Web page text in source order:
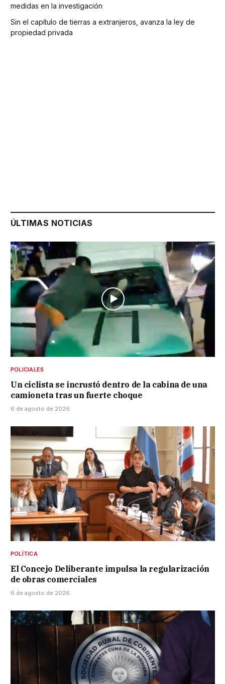
medidas en la investigación
Sin el capítulo de tierras a extranjeros, avanza la ley de
propiedad privada
ÚLTIMAS NOTICIAS
POLICIALES
Un ciclista se incrustó dentro de la cabina de una
camioneta tras un fuerte choque
6 de agosto de 2026
POLÍTICA
El Concejo Deliberante impulsa la regularización
de obras comerciales
6 de agosto de 2026